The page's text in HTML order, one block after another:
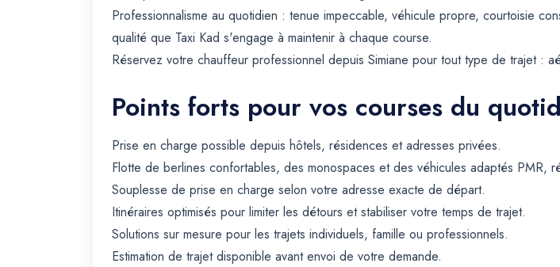
Professionnalisme au quotidien : tenue impeccable, véhicule propre, courtoisie
qualité que Taxi Kad s'engage à maintenir à chaque course.
Réservez votre chauffeur professionnel depuis Simiane pour tout type de trajet :
Points forts pour vos courses du
Prise en charge possible depuis hôtels, résidences et adresses privées.
Flotte de berlines confortables, des monospaces et des véhicules adaptés PMR,
Souplesse de prise en charge selon votre adresse exacte de départ.
Itinéraires optimisés pour limiter les détours et stabiliser votre temps de trajet.
Solutions sur mesure pour les trajets individuels, famille ou professionnels.
Estimation de trajet disponible avant envoi de votre demande.